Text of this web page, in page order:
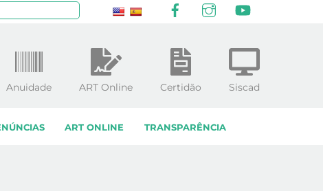
ART ONLINE TRANSPARÊNCIA
Anuidade ART Online Certidão Siscad